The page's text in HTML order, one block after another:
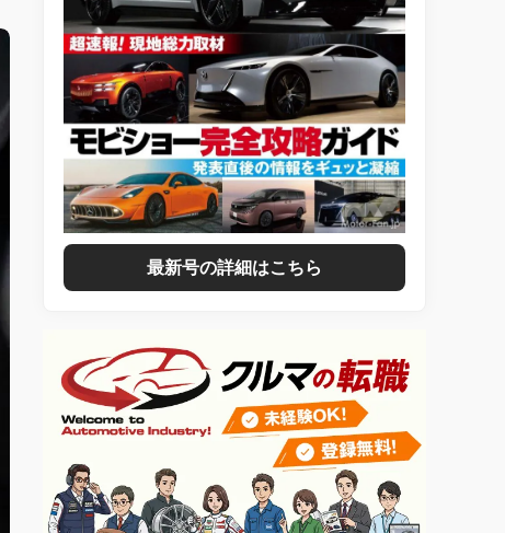
最新号の詳細はこちら